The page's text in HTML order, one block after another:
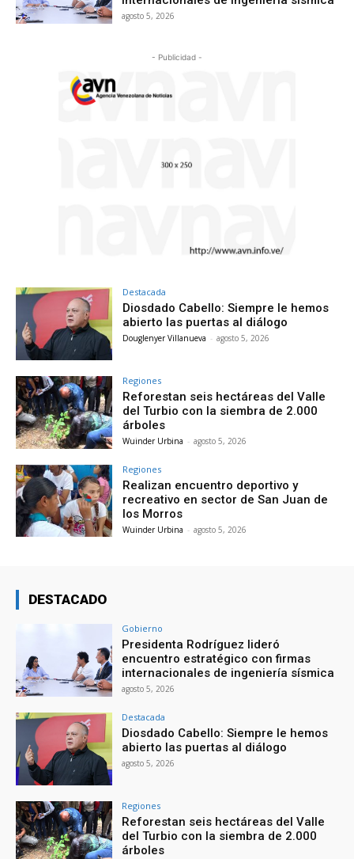
agosto 5, 2026
- Publicidad -
Destacada
Diosdado Cabello: Siempre le hemos
abierto las puertas al diálogo
Douglenyer Villanueva - agosto 5, 2026
Regiones
Reforestan seis hectáreas del Valle
del Turbio con la siembra de 2.000
árboles
Wuinder Urbina - agosto 5, 2026
Regiones
Realizan encuentro deportivo y
recreativo en sector de San Juan de
los Morros
Wuinder Urbina - agosto 5, 2026
DESTACADO
Gobierno
Presidenta Rodríguez lideró
encuentro estratégico con firmas
internacionales de ingeniería sísmica
agosto 5, 2026
Destacada
Diosdado Cabello: Siempre le hemos
abierto las puertas al diálogo
agosto 5, 2026
Regiones
Reforestan seis hectáreas del Valle
del Turbio con la siembra de 2.000
árboles